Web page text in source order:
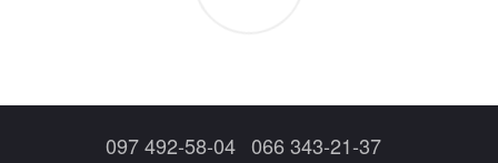
097 492-58-04 066 343-21-37